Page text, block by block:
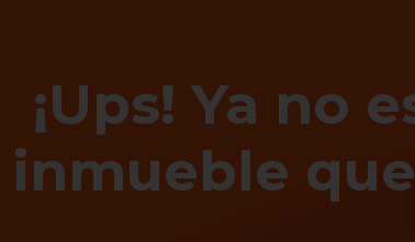
¡Ups! Ya no
inmueble